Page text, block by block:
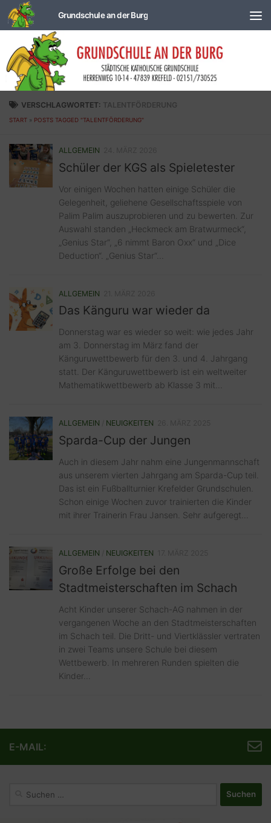
Zum Inhalt springen
VERSCHLAGWORTET: TALENTFÖRDERUNG
START » POSTS TAGGED "TALENTFÖRDERUNG"
ALLGEMEIN
Schüler der KGS als Spieletester
Vor einigen Wochen hatten einige Schüler die
Gelegenheit, geliehene Gesellschaftsspiele von
Palim Palim auszuprobieren und zu bewerten. Zur
Auswahl standen „Heckmeck am Bratwurmeck“,
„Genius Star“, „6 nimmt Baron Oxx“ und „Dice
Deduction“. „Genius Star“...
ALLGEMEIN
Das Känguru war wieder da
Donnerstag war es wieder so weit: wie jedes Jahr
am 3. Donnerstag im März fand der
Känguruwettbewerb für den 3. und 4. Jahrgang
statt. Der Känguruwettbewerb ist ein weltweiter
Mathematikwettbewerb ab Klasse 3 mit...
ALLGEMEIN NEUIGKEITEN
Sparda-Cup der Jungen
Auch in diesem Jahr nahm eine Jungenmannschaft
aus unserem vierten Jahrgang am Sparda-Cup teil.
Das ist ein Fußballturnier Krefelder Grundschulen.
Schon einige Wochen zuvor trainierten die Kinder
mit ihrer Trainerin Frau Jansen. Sehr aufgeregt...
ALLGEMEIN NEUIGKEITEN
Große Erfolge bei den
Stadtmeisterschaften im Schach
Acht Kinder unserer Schach-AG nahmen in der
vergangenen Woche an den Stadtmeisterschaften
im Schach teil. Die Dritt- und Viertklässler vertraten
in zwei Teams unsere Schule bei diesem
Wettbewerb. In mehreren Runden spielten die
Kinder...
E-MAIL: